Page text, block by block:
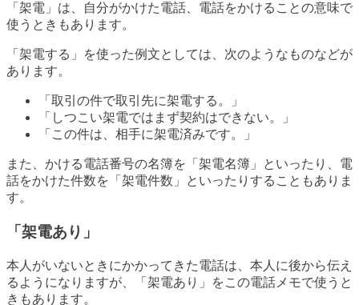
「架電」は、自分がかけた電話、電話をかけることの意味で
使うときもあります。
「架電する」を使った例文としては、次のようなものなどが
あります。
「取引の件で取引先に架電する。」
「しつこい架電ではまず契約はできない。」
「この件は、相手に架電済みです。」
また、かける電話番号の名簿を「架電名簿」といったり、電
話をかけた件数を「架電件数」といったりすることもありま
す。
「架電あり」
本人がいないときにかかってきた電話は、本人に後から伝え
るようになりますが、「架電あり」をこの電話メモで使うと
きもあります。